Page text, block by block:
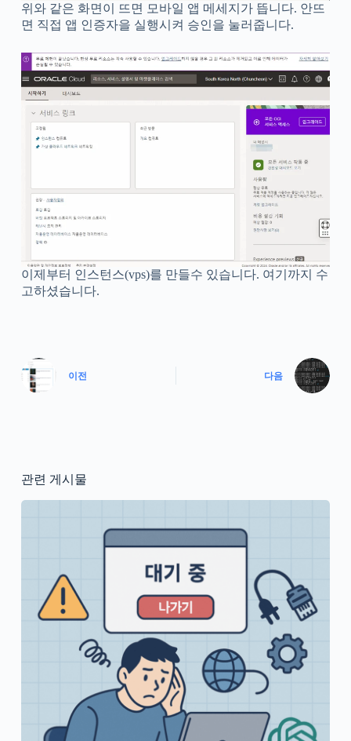
위와 같은 화면이 뜨면 모바일 앱 메세지가 뜹니다. 안뜨
면 직접 앱 인증자을 실행시켜 승인을 눌러줍니다.
이제부터 인스턴스(vps)를 만들수 있습니다. 여기까지 수
고하셨습니다.
이전 다음
관련 게시물